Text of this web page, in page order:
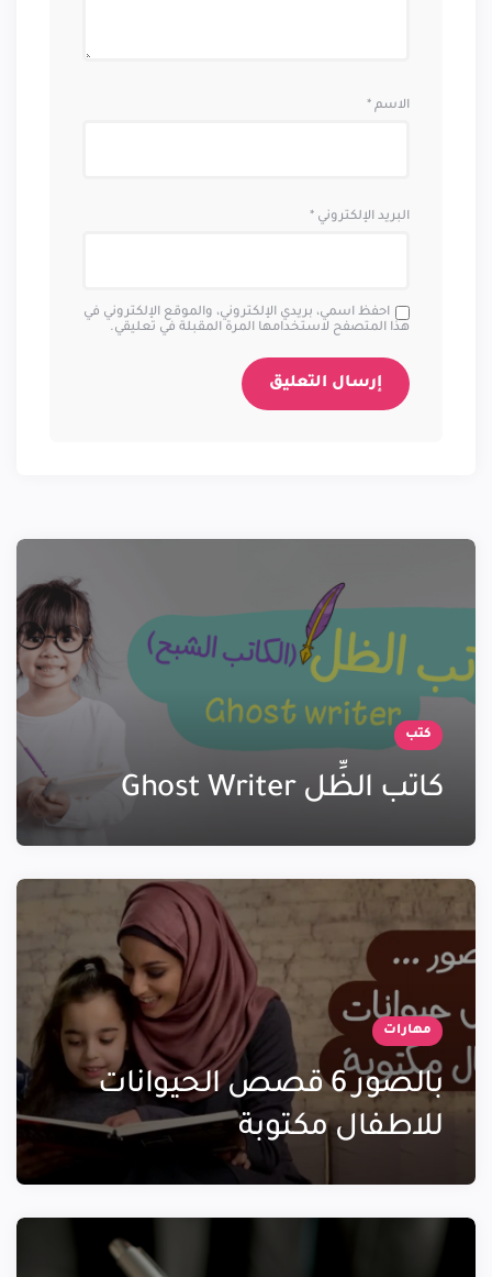
الاسم *
البريد الإلكتروني *
احفظ اسمي، بريدي الإلكتروني، والموقع الإلكتروني في
هذا المتصفح لاستخدامها المرة المقبلة في تعليقي.
كتب
كاتب الظِّل Ghost Writer
مهارات
بالصور 6 قصص الحيوانات
للاطفال مكتوبة